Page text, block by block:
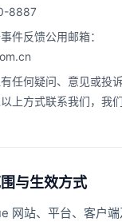
8887
件反馈公用邮箱：
任何疑问、意见或投
上方式联系我们，我
与生效方式
网站、平台、客户